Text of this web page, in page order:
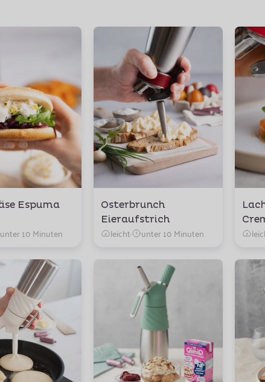
Espuma
unter 10 Minuten
Osterbrunch
Eieraufstrich
leicht· unter 10 Minuten